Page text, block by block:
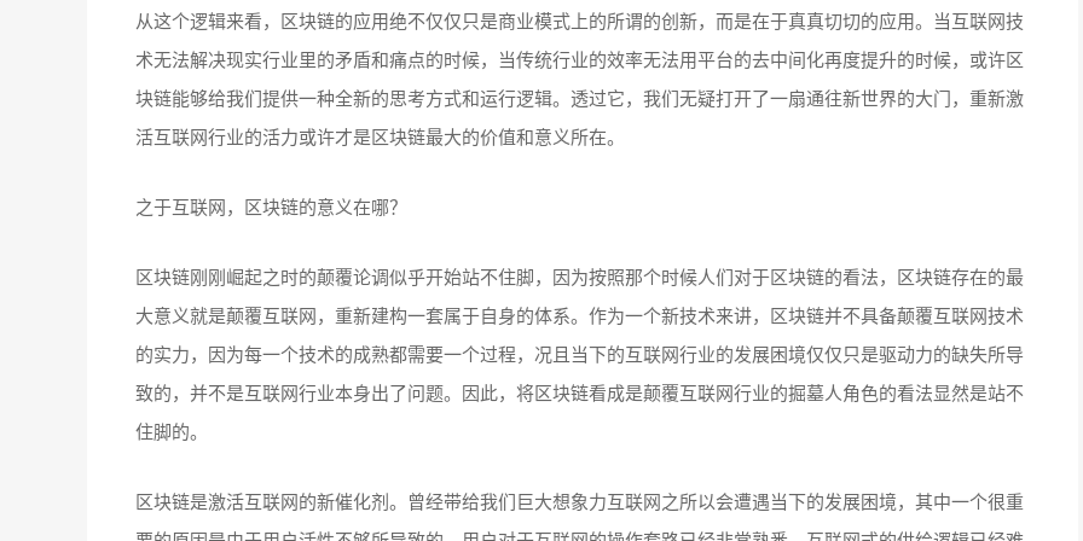
从这个逻辑来看，区块链的应用绝不仅仅只是商业模式上的所谓的创新，而是在于真真切切的应用。当互联网技
术无法解决现实行业里的矛盾和痛点的时候，当传统行业的效率无法用平台的去中间化再度提升的时候，或许区
块链能够给我们提供一种全新的思考方式和运行逻辑。透过它，我们无疑打开了一扇通往新世界的大门，重新激
活互联网行业的活力或许才是区块链最大的价值和意义所在。
之于互联网，区块链的意义在哪？
区块链刚刚崛起之时的颠覆论调似乎开始站不住脚，因为按照那个时候人们对于区块链的看法，区块链存在的最
大意义就是颠覆互联网，重新建构一套属于自身的体系。作为一个新技术来讲，区块链并不具备颠覆互联网技术
的实力，因为每一个技术的成熟都需要一个过程，况且当下的互联网行业的发展困境仅仅只是驱动力的缺失所导
致的，并不是互联网行业本身出了问题。因此，将区块链看成是颠覆互联网行业的掘墓人角色的看法显然是站不
住脚的。
区块链是激活互联网的新催化剂。曾经带给我们巨大想象力互联网之所以会遭遇当下的发展困境，其中一个很重